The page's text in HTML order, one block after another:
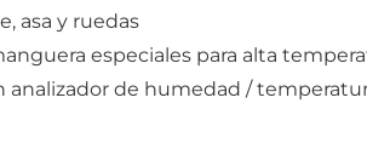
asa y ruedas
especiales para alta
analizador de humedad /